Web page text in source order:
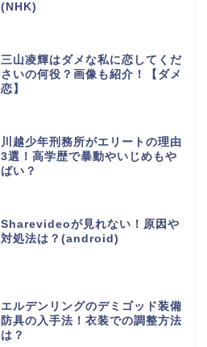
(NHK)
三山凌輝はダメな私に恋してくだ
さいの何役？画像も紹介！【ダメ
恋】
川越少年刑務所がエリートの理由
3選！高学歴で暴動やいじめもや
ばい？
Sharevideoが見れない！原因や
対処法は？(android)
エルデンリングのデミゴッド装備
防具の入手法！衣装での調整方法
は？